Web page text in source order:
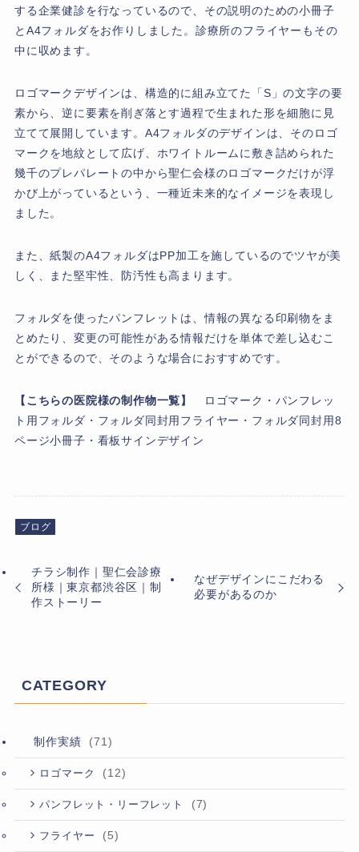
する企業健診を行なっているので、その説明のための小冊子
とA4フォルダをお作りしました。診療所のフライヤーもその
中に収めます。
ロゴマークデザインは、構造的に組み立てた「S」の文字の要
素から、逆に要素を削ぎ落とす過程で生まれた形を細胞に見
立てて展開しています。A4フォルダのデザインは、そのロゴ
マークを地紋として広げ、ホワイトルームに敷き詰められた
幾千のプレパレートの中から聖仁会様のロゴマークだけが浮
かび上がっているという、一種近未来的なイメージを表現し
ました。
また、紙製のA4フォルダはPP加工を施しているのでツヤが美
しく、また堅牢性、防汚性も高まります。
フォルダを使ったパンフレットは、情報の異なる印刷物をま
とめたり、変更の可能性がある情報だけを単体で差し込むこ
とができるので、そのような場合におすすめです。
【こちらの医院様の制作物一覧】
ロゴマーク・パンフレッ
ト用フォルダ・フォルダ同封用フライヤー・フォルダ同封用8
ページ小冊子・看板サインデザイン
ブログ
チラシ制作｜聖仁会診療
所様｜東京都渋谷区｜制
作ストーリー
なぜデザインにこだわる
必要があるのか
CATEGORY
制作実績 (71)
ロゴマーク (12)
パンフレット・リーフレット (7)
フライヤー (5)